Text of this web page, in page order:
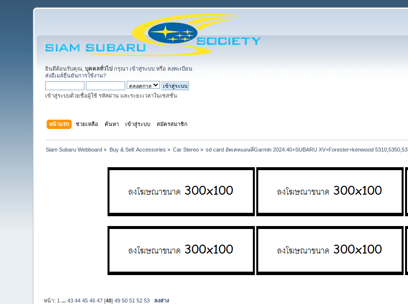
ยินดีต้อนรับคุณ,บุคคลทั่วไป กรุณา เข้าสู่ระบบ หรือ ลงทะเบียน
ส่งอีเมล์ยืนยันการใช้งาน?
เข้าสู่ระบบด้วยชื่อผู้ใช้ รหัสผ่าน และระยะเวลาในเซสชั่น
หน้าแรก ช่วยเหลือ ค้นหา เข้าสู่ระบบ สมัครสมาชิก
Siam Subaru Webboard » Buy & Sell: Accessories » Car Stereo » sd card อัพเดทแผนที่Garmin 2024.40+SUBARU XV+Forester+kenwood
หน้า: 1 ...43 44 45 46 47 [48]49 50 51 52 53 ลงล่าง